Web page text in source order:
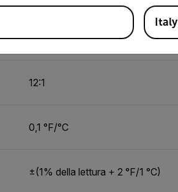
doppio laser
12:1
0,1 °F/°C
±(1% della lettura + 2 °F/1 °C)
Italy